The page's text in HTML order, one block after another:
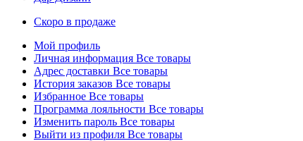
Скоро в продаже
Мой профиль
Личная информация Все товары
Адрес доставки Все товары
История заказов Все товары
Избранное Все товары
Программа лояльности Все товары
Изменить пароль Все товары
Выйти из профиля Все товары